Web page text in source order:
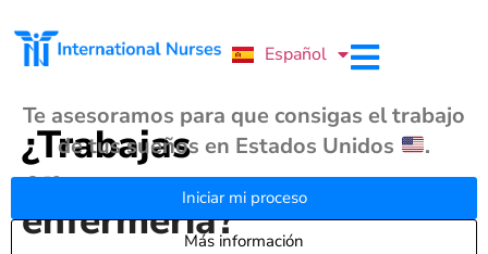
Español
English
¿Trabajas
en
enfermería?
Te asesoramos para que consigas el trabajo
de tus sueños en Estados Unidos
.
Iniciar mi proceso
Más información